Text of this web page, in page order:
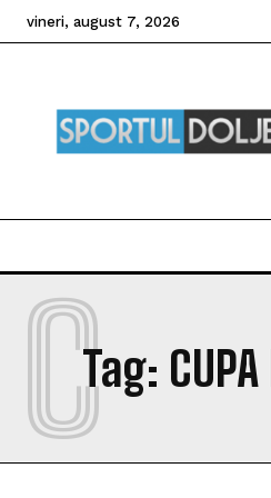
vineri, august 7, 2026
Tag:
C